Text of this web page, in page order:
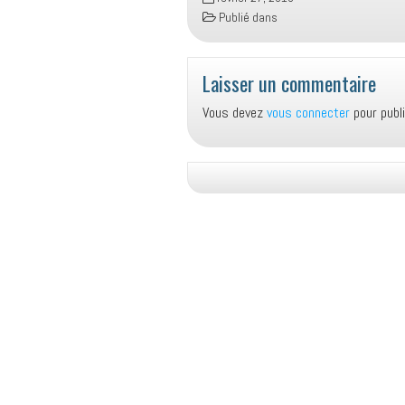
Publié dans
Laisser un commentaire
Vous devezvous connecter pour